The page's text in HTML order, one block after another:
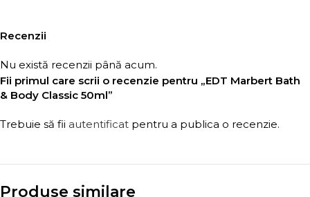
Recenzii
Nu există recenzii până acum.
Fii primul care scrii o recenzie pentru „EDT Marbert Bath
& Body Classic 50ml”
Trebuie să fii autentificat pentru a publica o recenzie.
Produse similare